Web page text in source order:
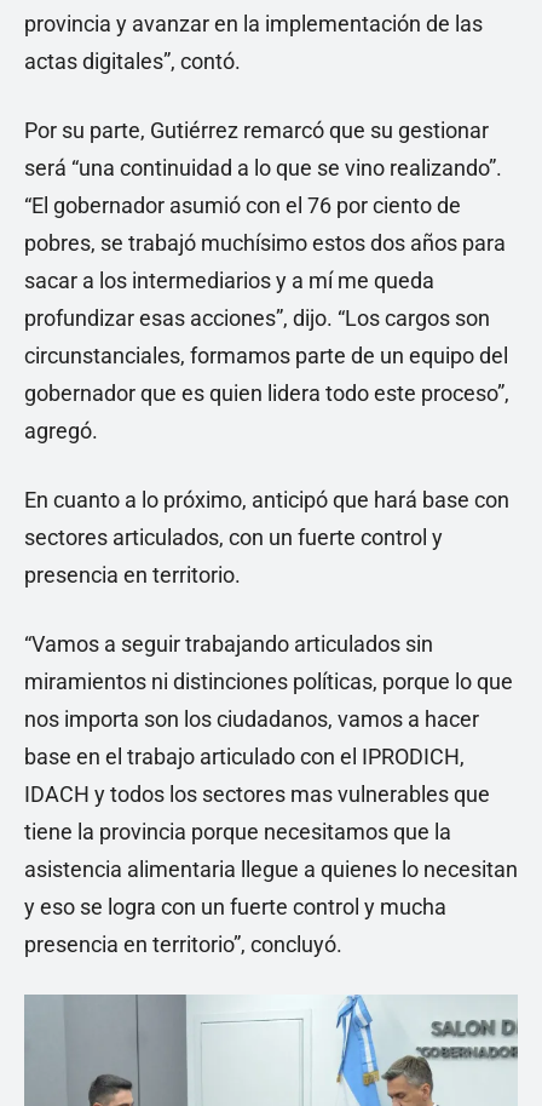
provincia y avanzar en la implementación de las
actas digitales”, contó.
Por su parte, Gutiérrez remarcó que su gestionar
será “una continuidad a lo que se vino realizando”.
“El gobernador asumió con el 76 por ciento de
pobres, se trabajó muchísimo estos dos años para
sacar a los intermediarios y a mí me queda
profundizar esas acciones”, dijo. “Los cargos son
circunstanciales, formamos parte de un equipo del
gobernador que es quien lidera todo este proceso”,
agregó.
En cuanto a lo próximo, anticipó que hará base con
sectores articulados, con un fuerte control y
presencia en territorio.
“Vamos a seguir trabajando articulados sin
miramientos ni distinciones políticas, porque lo que
nos importa son los ciudadanos, vamos a hacer
base en el trabajo articulado con el IPRODICH,
IDACH y todos los sectores mas vulnerables que
tiene la provincia porque necesitamos que la
asistencia alimentaria llegue a quienes lo necesitan
y eso se logra con un fuerte control y mucha
presencia en territorio”, concluyó.